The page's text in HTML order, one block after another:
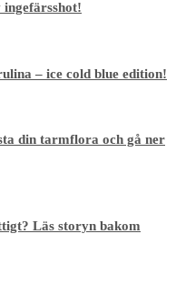
– ice cold blue edition!
din tarmflora och gå ner
Läs storyn bakom